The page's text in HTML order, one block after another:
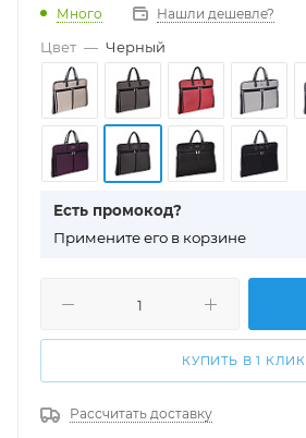
Много Нашли дешевле?
Цвет — Черный
Есть промокод?
Примените его в корзине
КУПИТЬ В 1 КЛИК
Рассчитать доставку